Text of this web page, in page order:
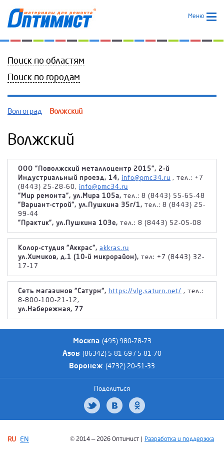
Меню
Поиск по областям
Поиск по городам
Волгоград Волжский
Волжский
ООО "Поволжский металлоцентр 2015", 2-й
Индустриальный проезд, 14, info@pmc34.ru , тел.: +7
(8443) 25-28-60, info@pmc34.ru
"Мир ремонта", ул.Мира 105а, тел.: 8 (8443) 55-65-48
"Вариант-строй", ул.Пушкина 35г/1, тел.: 8 (8443) 25-
99-44
"Практик", ул.Пушкина 103е, тел.: 8 (8443) 52-05-08
Колор-студия "Аккрас", akkras.ru
ул.Химиков, д.1 (10-й микрорайон), тел: +7 (8443) 32-
17-17
Сеть магазинов "Сатурн", https://vlg.saturn.net/ , тел.:
8-800-100-21-12,
ул.Набережная, 77
Москва (495) 980-78-73
Азов (86342) 5-81-69 / 5-81-70
Воронеж (4732) 20-51-33
Поделиться
RU EN © 2014 — 2026 Оптимист | Разработка и поддержка